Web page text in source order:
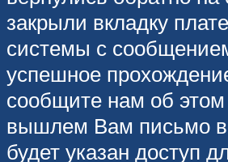
закрыли вкладку
системы с
успешное
сообщите нам об
вышлем Вам письмо в
будет указан доступ